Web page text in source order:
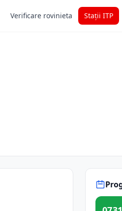
Verificare rovinieta Stații ITP